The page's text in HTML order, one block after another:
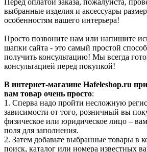
выбранные изделия и аксессуары
особенностям вашего интерьера!
Просто позвоните нам или напишите
шапки сайта - это самый простой
получить консультацию! Мы всегда
консультацией перед покупкой!
В интернет-магазине Hafeleshop.ru
вам товар очень просто:
1. Сперва надо пройти несложную
зависимости от того, розничный вы
физическое или юридическое лицо –
поля для заполнения.
2. Затем добавьте выбранные товары в
поиск, каталог или номера известных